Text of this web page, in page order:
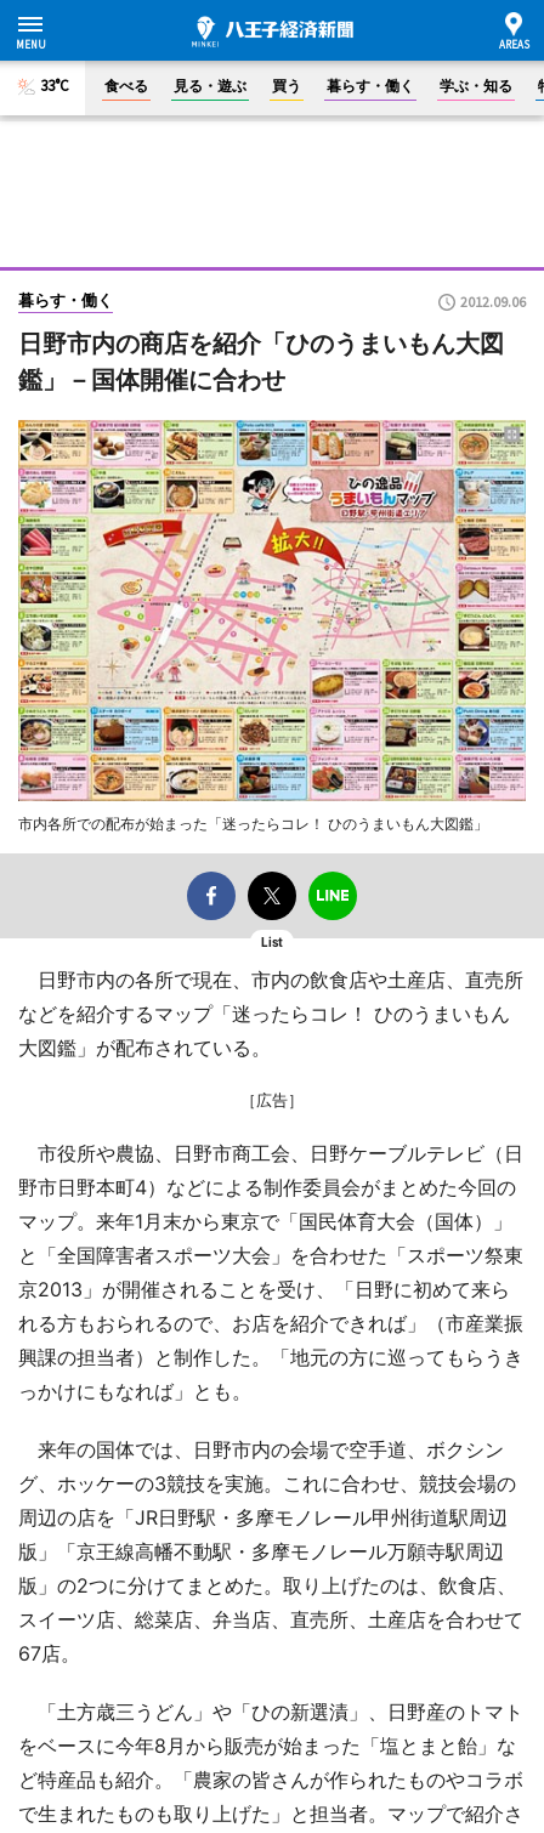
33°C 食べる 見る・遊ぶ 買う 暮らす・働く 学ぶ・知る
暮らす・働く 2012.09.06
日野市内の商店を紹介「ひのうまいもん大図
鑑」－国体開催に合わせ
市内各所での配布が始まった「迷ったらコレ！ ひのうまいもん大図鑑」
List
日野市内の各所で現在、市内の飲食店や土産店、直売所
などを紹介するマップ「迷ったらコレ！ ひのうまいもん
大図鑑」が配布されている。
［広告］
市役所や農協、日野市商工会、日野ケーブルテレビ（日
野市日野本町4）などによる制作委員会がまとめた今回の
マップ。来年1月末から東京で「国民体育大会（国体）」
と「全国障害者スポーツ大会」を合わせた「スポーツ祭東
京2013」が開催されることを受け、「日野に初めて来ら
れる方もおられるので、お店を紹介できれば」（市産業振
興課の担当者）と制作した。「地元の方に巡ってもらうき
っかけにもなれば」とも。
来年の国体では、日野市内の会場で空手道、ボクシン
グ、ホッケーの3競技を実施。これに合わせ、競技会場の
周辺の店を「JR日野駅・多摩モノレール甲州街道駅周辺
版」「京王線高幡不動駅・多摩モノレール万願寺駅周辺
版」の2つに分けてまとめた。取り上げたのは、飲食店、
スイーツ店、総菜店、弁当店、直売所、土産店を合わせて
67店。
「土方歳三うどん」や「ひの新選漬」、日野産のトマト
をベースに今年8月から販売が始まった「塩とまと飴」な
ど特産品も紹介。「農家の皆さんが作られたものやコラボ
で生まれたものも取り上げた」と担当者。マップで紹介さ